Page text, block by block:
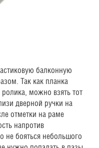
балконную
Так как планка
можно взять тот
дверной ручки на
отметки на раме
напротив
не бояться небольшого